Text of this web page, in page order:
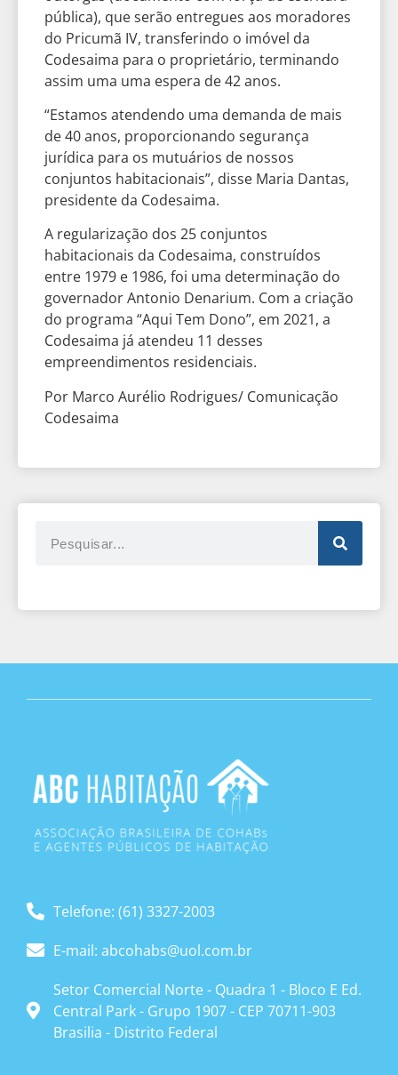
pública), que serão entregues aos moradores
do Pricumã IV, transferindo o imóvel da
Codesaima para o proprietário, terminando
assim uma uma espera de 42 anos.
“Estamos atendendo uma demanda de mais
de 40 anos, proporcionando segurança
jurídica para os mutuários de nossos
conjuntos habitacionais”, disse Maria Dantas,
presidente da Codesaima.
A regularização dos 25 conjuntos
habitacionais da Codesaima, construídos
entre 1979 e 1986, foi uma determinação do
governador Antonio Denarium. Com a criação
do programa “Aqui Tem Dono”, em 2021, a
Codesaima já atendeu 11 desses
empreendimentos residenciais.
Por Marco Aurélio Rodrigues/ Comunicação
Codesaima
Telefone: (61) 3327-2003
E-mail: abcohabs@uol.com.br
Setor Comercial Norte - Quadra 1 - Bloco E Ed.
Central Park - Grupo 1907 - CEP 70711-903
Brasilia - Distrito Federal